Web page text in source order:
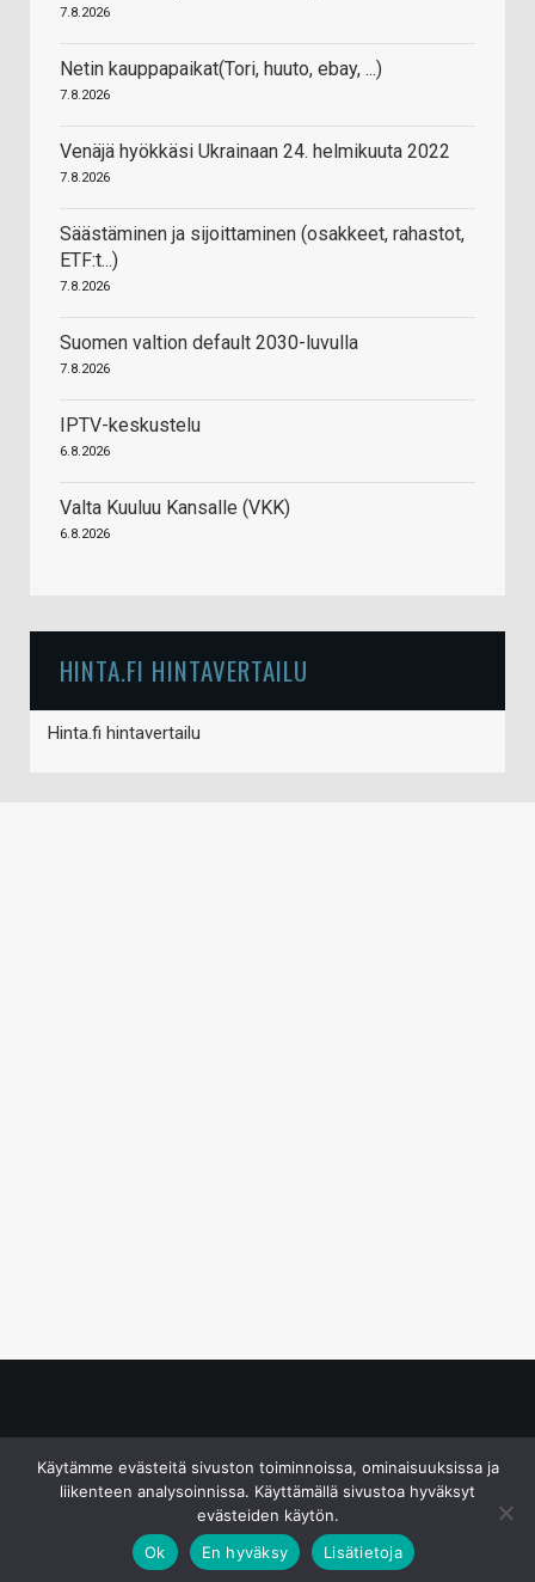
7.8.2026
Netin kauppapaikat(Tori, huuto, ebay, ...)
7.8.2026
Venäjä hyökkäsi Ukrainaan 24. helmikuuta 2022
7.8.2026
Säästäminen ja sijoittaminen (osakkeet, rahastot,
ETF:t...)
7.8.2026
Suomen valtion default 2030-luvulla
7.8.2026
IPTV-keskustelu
6.8.2026
Valta Kuuluu Kansalle (VKK)
6.8.2026
HINTA.FI HINTAVERTAILU
Hinta.fi hintavertailu
Käytämme evästeitä sivuston toiminnoissa, ominaisuuksissa ja
liikenteen analysoinnissa. Käyttämällä sivustoa hyväksyt
evästeiden käytön.
Ok
En hyväksy Lisätietoja